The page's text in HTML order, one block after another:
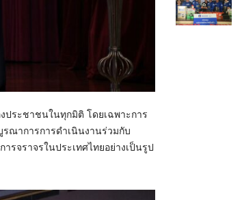
ระชาชนในทุกมิติ โดยเฉพาะการ
ณาการการดำเนินงานร่วมกับ
รจราจรในประเทศไทยอย่างเป็นรูป